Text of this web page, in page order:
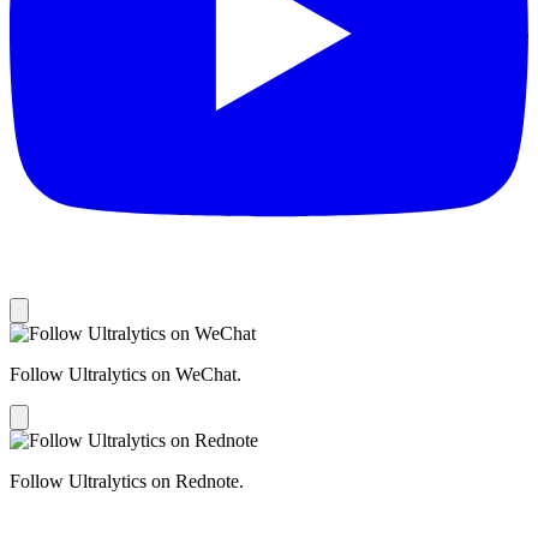
Follow Ultralytics on WeChat.
Follow Ultralytics on Rednote.